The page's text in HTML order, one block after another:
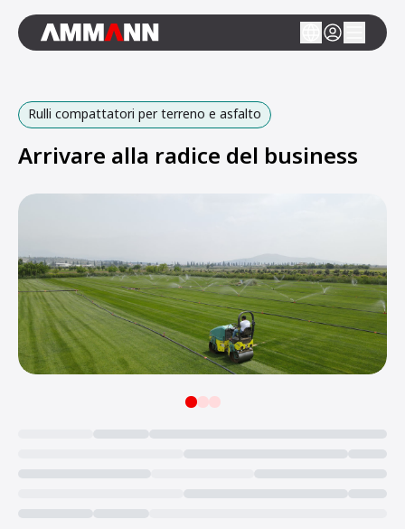
Rulli compattatori per terreno e asfalto
Arrivare alla radice del business